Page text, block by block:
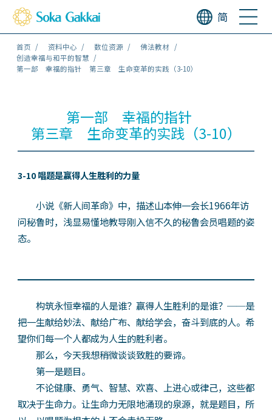
简
首页 资料中心 数位资源
佛法教材
创造幸福与和平的智慧
第一部 幸福的指针 第三章 生命变革的实践（3-10）
第一部 幸福的指针
第三章 生命变革的实践（3-10）
3-10 唱题是赢得人生胜利的力量
小说《新人间革命》中，描述山本伸一会长1966年访
问秘鲁时，浅显易懂地教导刚入信不久的秘鲁会员唱题的姿
态。
构筑永恒幸福的人是谁？赢得人生胜利的是谁？──是
把一生献给妙法、献给广布、献给学会，奋斗到底的人。希
望你们每一个人都成为人生的胜利者。
那么，今天我想稍微谈谈致胜的要谛。
第一是题目。
不论健康、勇气、智慧、欢喜、上进心或律己，这些都
取决于生命力。让生命力无限地涌现的泉源，就是题目，所